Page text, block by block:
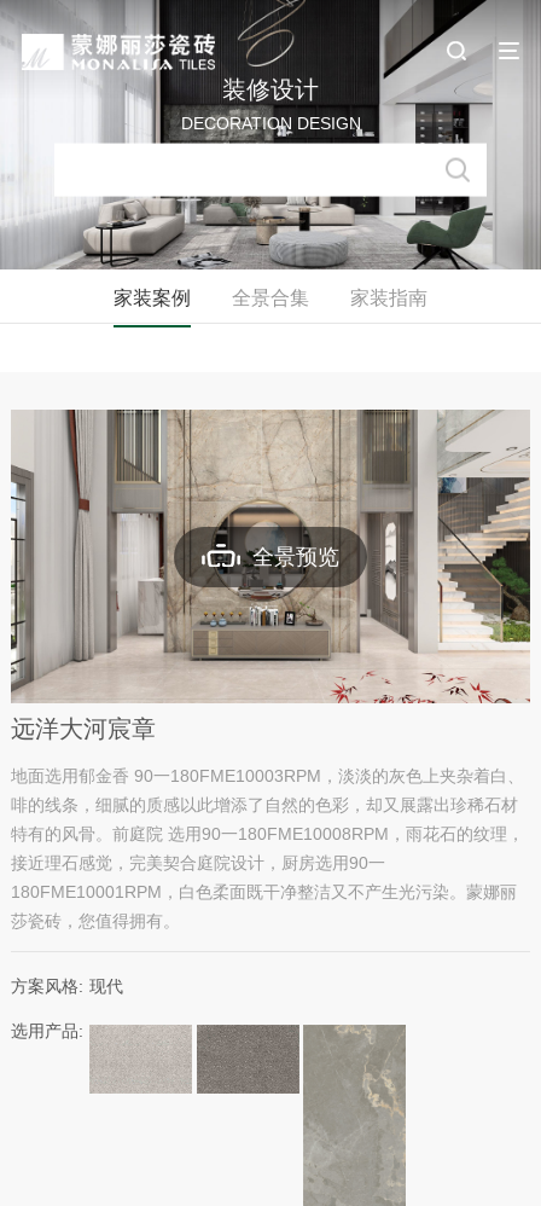
装修设计
DECORATION DESIGN
家装案例 全景合集 家装指南
全景预览
远洋大河宸章
地面选用郁金香 90一180FME10003RPM，淡淡的灰色上夹杂着白、
啡的线条，细腻的质感以此增添了自然的色彩，却又展露出珍稀石材
特有的风骨。前庭院 选用90一180FME10008RPM，雨花石的纹理，
接近理石感觉，完美契合庭院设计，厨房选用90一
180FME10001RPM，白色柔面既干净整洁又不产生光污染。蒙娜丽
莎瓷砖，您值得拥有。
方案风格: 现代
选用产品: